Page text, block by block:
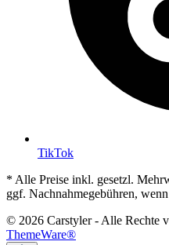
TikTok
* Alle Preise inkl. gesetzl.
ggf. Nachnahmegebühren,
© 2026 Carstyler - Alle Rechte
ThemeWare®